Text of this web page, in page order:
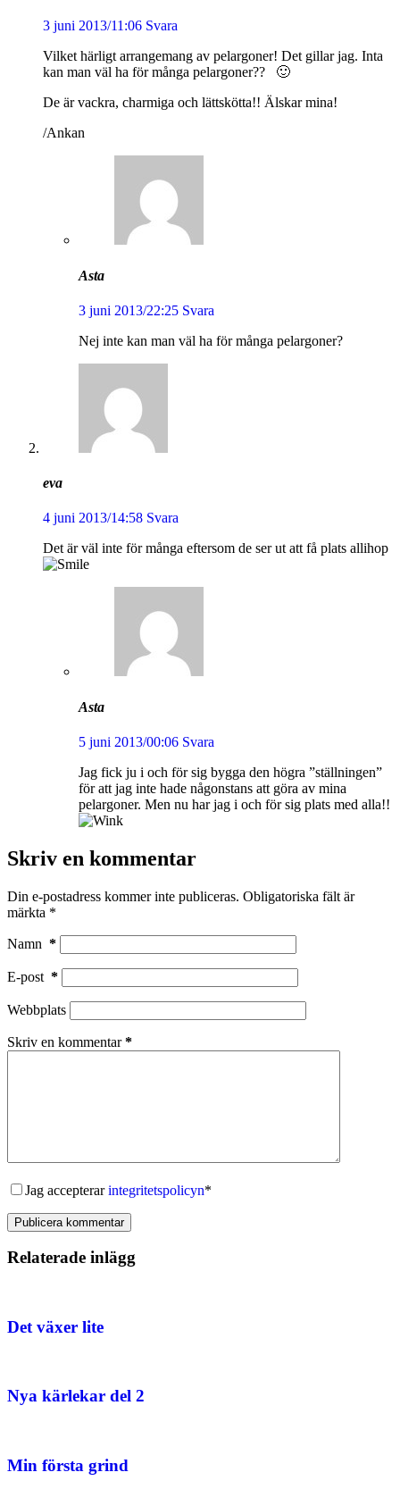
3 juni 2013/11:06 Svara
Vilket härligt arrangemang av pelargoner! Det gillar jag. Inta
kan man väl ha för många pelargoner?? 🙂
De är vackra, charmiga och lättskötta!! Älskar mina!
/Ankan
Asta
3 juni 2013/22:25 Svara
Nej inte kan man väl ha för många pelargoner?
eva
4 juni 2013/14:58 Svara
Det är väl inte för många eftersom de ser ut att få plats allihop
Asta
5 juni 2013/00:06 Svara
Jag fick ju i och för sig bygga den högra ”ställningen”
för att jag inte hade någonstans att göra av mina
pelargoner. Men nu har jag i och för sig plats med alla!!
Skriv en kommentar
Din e-postadress kommer inte publiceras. Obligatoriska fält är
märkta *
Namn *
E-post *
Webbplats
Skriv en kommentar*
Jag accepterarintegritetspolicyn*
Publicera kommentar
Relaterade inlägg
Det växer lite
Nya kärlekar del 2
Min första grind